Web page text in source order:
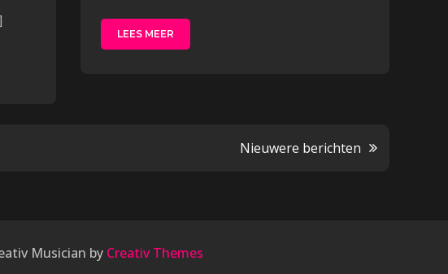
LEES MEER
Nieuwere berichten
Musician by Creativ Themes